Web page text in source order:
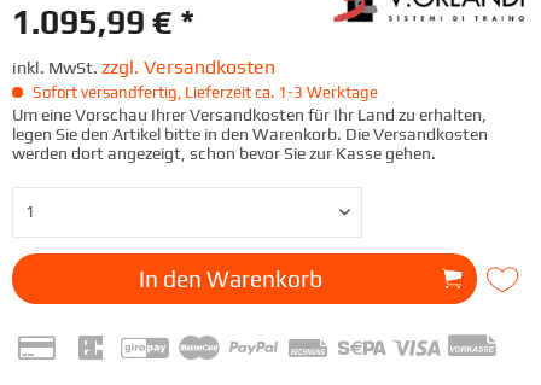
1.095,99 € *
inkl. MwSt. zzgl. Versandkosten
Sofort versandfertig, Lieferzeit ca. 1-3 Werktage
Um eine Vorschau Ihrer Versandkosten für Ihr Land zu erhalten,
legen Sie den Artikel bitte in den Warenkorb. Die Versandkosten
werden dort angezeigt, schon bevor Sie zur Kasse gehen.
In den Warenkorb